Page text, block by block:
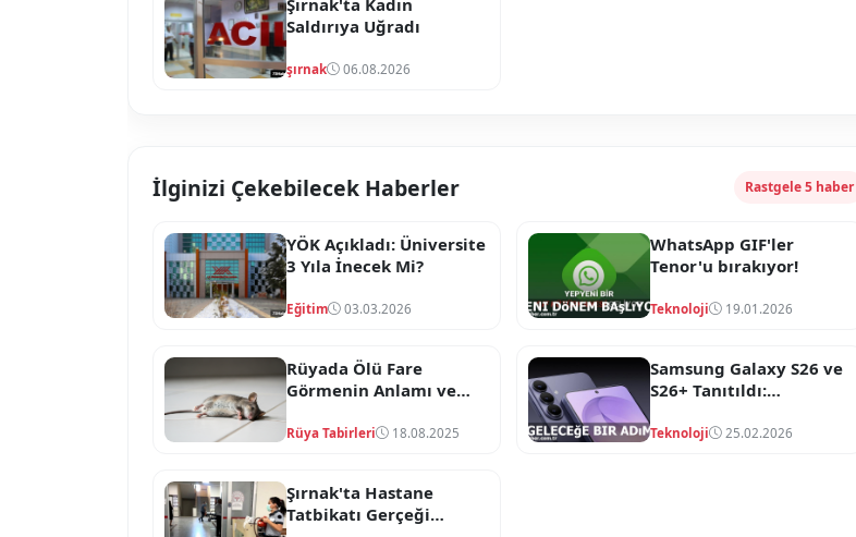
Şırnak'ta Kadın
Saldırıya Uğradı
şırnak 06.08.2026
İlginizi Çekebilecek Haberler Rastgele 5 haber
YÖK Açıkladı: Üniversite
3 Yıla İnecek Mi?
Eğitim 03.03.2026
WhatsApp GIF'ler
Tenor'u bırakıyor!
Teknoloji 19.01.2026
Rüyada Ölü Fare
Görmenin Anlamı ve
Rüya Tabirleri 18.08.2025
Samsung Galaxy S26 ve
S26+ Tanıtıldı:
Fiyatlarla!
Teknoloji 25.02.2026
Şırnak'ta Hastane
Tatbikatı Gerçeği